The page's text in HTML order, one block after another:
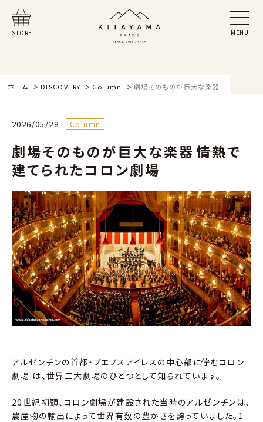
STORE MENU
ホーム DISCOVERY Column 劇場そのものが巨大な楽器――情熱で建て
2026/05/28 Column
劇場そのものが巨大な楽器――情熱で
建てられたコロン劇場
アルゼンチンの首都・ブエノスアイレスの中心部に佇むコロン
劇場 は、世界三大劇場のひとつとして知られています。
20世紀初頭、コロン劇場が建設された当時のアルゼンチンは、
農産物の輸出によって世界有数の豊かさを誇っていました。1